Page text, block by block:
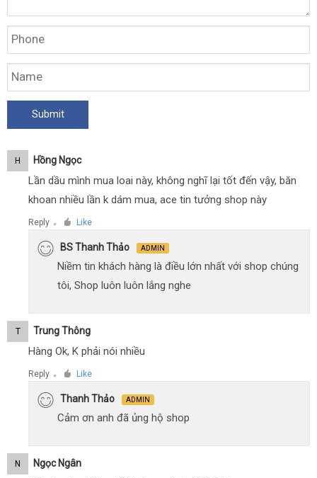
H Hồng Ngọc
Lần dầu mình mua loai này, không nghĩ lại tốt đến vậy, băn
khoan nhiều lần k dám mua, ace tin tưởng shop này
Reply ● Like
BS Thanh Thảo ADMIN
Niềm tin khách hàng là điều lớn nhất với shop chúng
tôi, Shop luôn luôn lắng nghe
T Trung Thông
Hàng Ok, K phải nói nhiều
Reply ● Like
Thanh Thảo ADMIN
Cảm ơn anh đã ủng hộ shop
N Ngọc Ngân